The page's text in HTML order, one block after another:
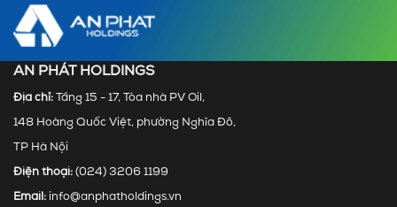
AN PHÁT HOLDINGS
Địa chỉ: Tầng 15 - 17, Tòa nhà PV Oil,
148 Hoàng Quốc Việt, phường Nghĩa Đô,
TP Hà Nội
Điện thoại: (024) 3206 1199
Email: info@anphatholdings.vn